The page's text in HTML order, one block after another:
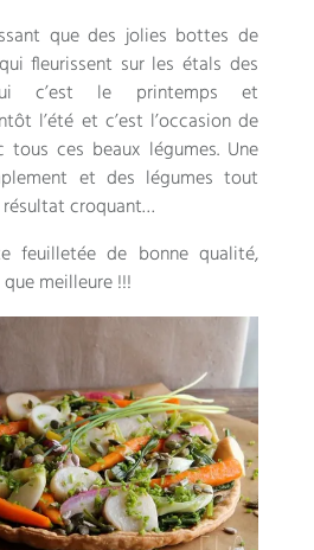
que des jolies bottes de
fleurissent sur les étals des
c’est le printemps et
l’été et c’est l’occasion de
tous ces beaux légumes. Une
et des légumes tout
croquant…
feuilletée de bonne qualité,
meilleure!!!